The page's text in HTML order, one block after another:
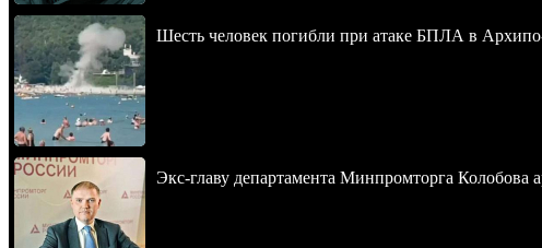
Шесть человек погибли при атаке БПЛА в
Экс-главу департамента Минпромторга